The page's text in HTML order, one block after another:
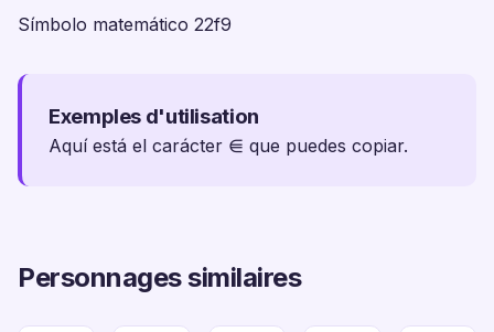
Símbolo matemático 22f9
Exemples d'utilisation
Aquí está el carácter ⋹ que puedes copiar.
Personnages similaires